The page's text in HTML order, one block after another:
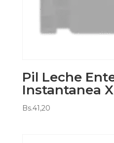
Pil Leche
Instantanea
Bs.41,20